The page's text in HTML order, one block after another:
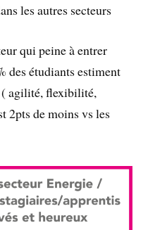
les autres secteurs
qui peine à entrer
des étudiants estiment
agilité, flexibilité,
2pts de moins vs les